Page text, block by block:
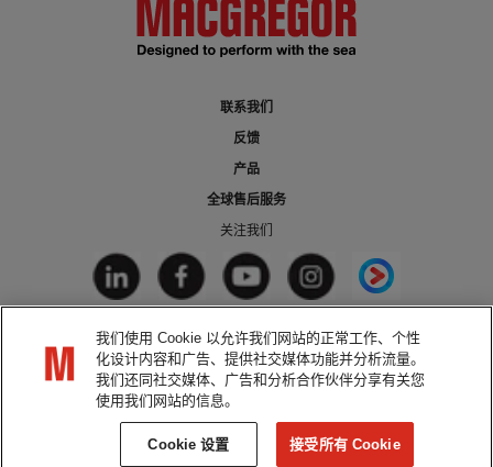
联系我们
反馈
产品
全球售后服务
关注我们
法律声明
隐私条款
Cookie政策
我们使用 Cookie 以允许我们网站的正常工作、个性
化设计内容和广告、提供社交媒体功能并分析流量。
我们还同社交媒体、广告和分析合作伙伴分享有关您
使用我们网站的信息。
Cookie 设置 接受所有 Cookie